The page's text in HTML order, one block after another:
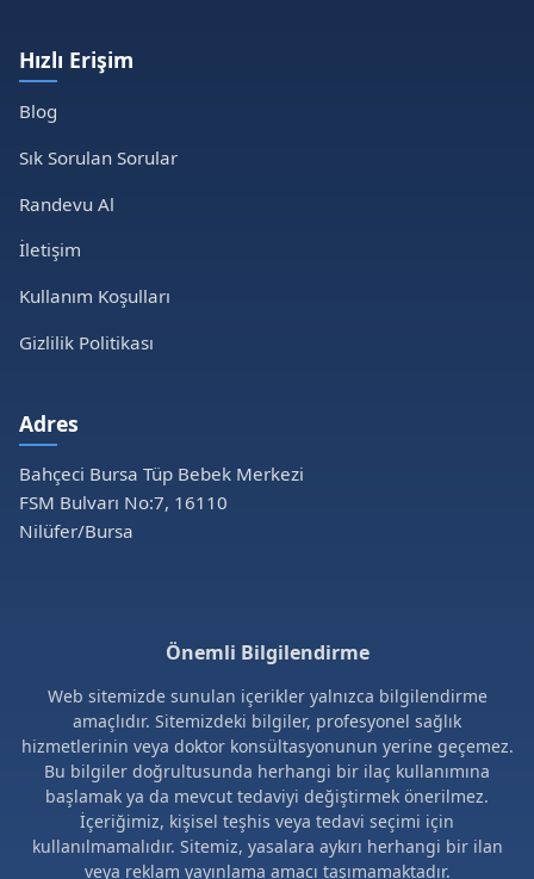
Hızlı Erişim
Blog
Sık Sorulan Sorular
Randevu Al
İletişim
Kullanım Koşulları
Gizlilik Politikası
Adres
Bahçeci Bursa Tüp Bebek Merkezi
FSM Bulvarı No:7, 16110
Nilüfer/Bursa
Önemli Bilgilendirme
Web sitemizde sunulan içerikler yalnızca bilgilendirme
amaçlıdır. Sitemizdeki bilgiler, profesyonel sağlık
hizmetlerinin veya doktor konsültasyonunun yerine geçemez.
Bu bilgiler doğrultusunda herhangi bir ilaç kullanımına
başlamak ya da mevcut tedaviyi değiştirmek önerilmez.
İçeriğimiz, kişisel teşhis veya tedavi seçimi için
kullanılmamalıdır. Sitemiz, yasalara aykırı herhangi bir ilan
veya reklam yayınlama amacı taşımamaktadır.